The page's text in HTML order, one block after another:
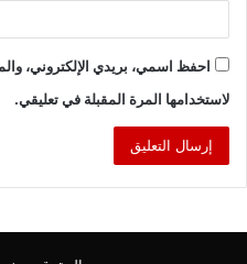
احفظ اسمي، بريدي الإلكتروني،
لاستخدامها المرة المقبلة في تعليقي.